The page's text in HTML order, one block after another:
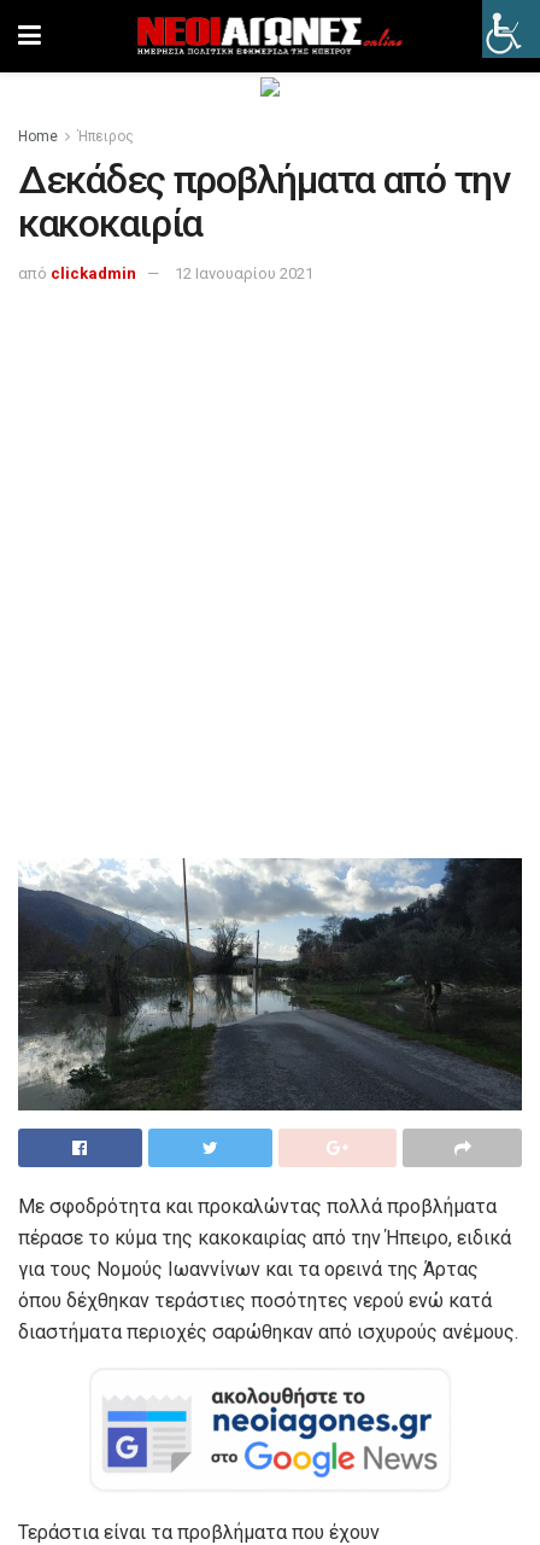
Home Ήπειρος
Δεκάδες προβλήματα από την
κακοκαιρία
από clickadmin 12 Ιανουαρίου 2021
Με σφοδρότητα και προκαλώντας πολλά προβλήματα
πέρασε το κύμα της κακοκαιρίας από την Ήπειρο, ειδικά
για τους Νομούς Ιωαννίνων και τα ορεινά της Άρτας
όπου δέχθηκαν τεράστιες ποσότητες νερού ενώ κατά
διαστήματα περιοχές σαρώθηκαν από ισχυρούς ανέμους.
Τεράστια είναι τα προβλήματα που έχουν